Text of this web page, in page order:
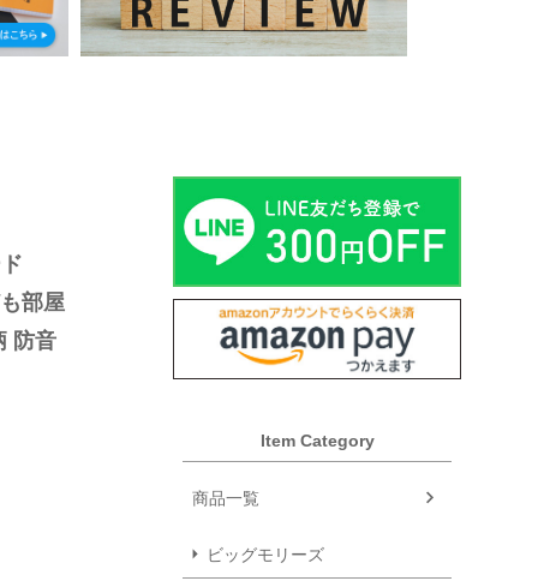
部屋
防音
Item Category
商品一覧
ビッグモリーズ